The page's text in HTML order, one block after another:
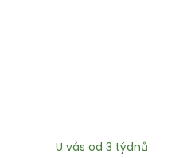
U vás od 3 týdnů